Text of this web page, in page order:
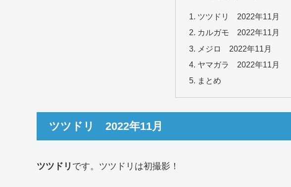
ツツドリ 2022年11月
カルガモ 2022年11月
メジロ 2022年11月
ヤマガラ 2022年11月
まとめ
ツツドリ 2022年11月
ツツドリ です。ツツドリは初撮影！